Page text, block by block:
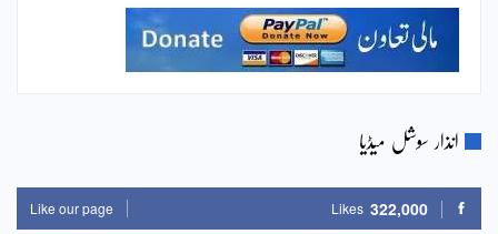
انذار سوشل میڈیا
322,000
Likes
Like our page